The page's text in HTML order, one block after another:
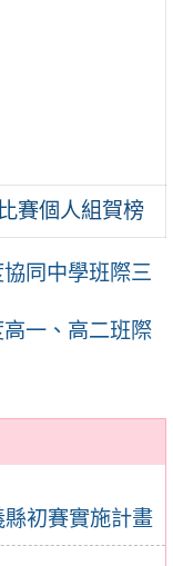
初賽實施計畫
賽個人組賀榜
同中學班際三
一、高二班際